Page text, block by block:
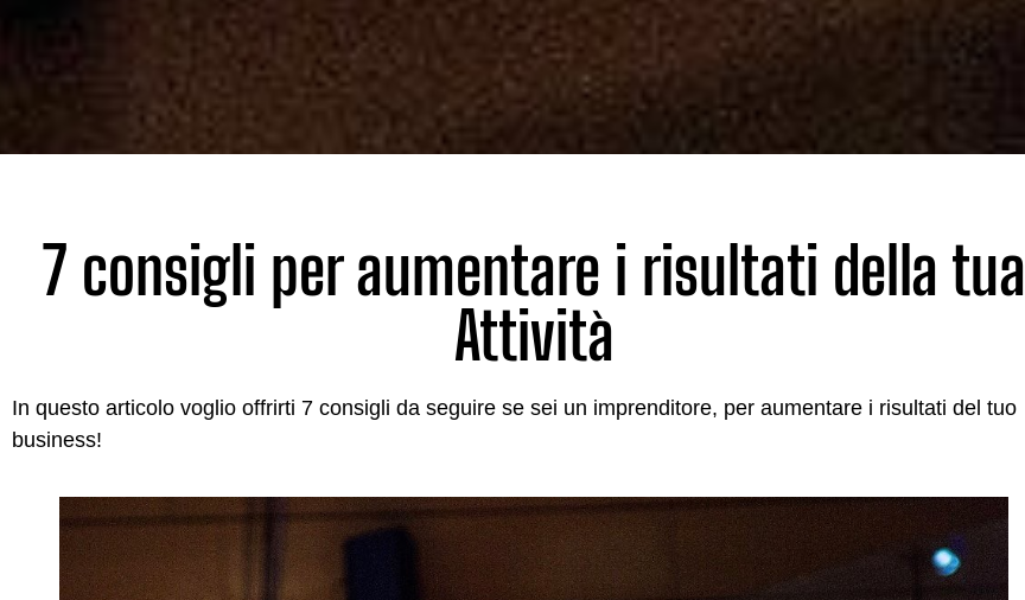
7 consigli per aumentare i risultati della tua
Attività
In questo articolo voglio offrirti 7 consigli da seguire se sei un imprenditore, per aumentare i risultati del tuo
business!